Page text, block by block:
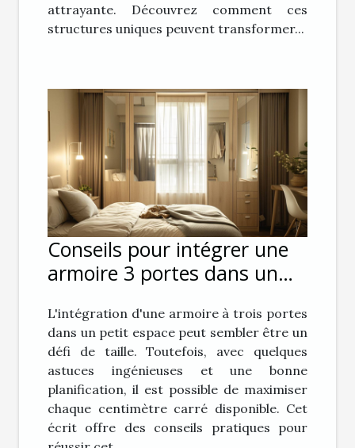
attrayante. Découvrez comment ces
structures uniques peuvent transformer...
Conseils pour intégrer une
armoire 3 portes dans un
L'intégration d'une armoire à trois portes
dans un petit espace peut sembler être un
défi de taille. Toutefois, avec quelques
astuces ingénieuses et une bonne
planification, il est possible de maximiser
chaque centimètre carré disponible. Cet
écrit offre des conseils pratiques pour